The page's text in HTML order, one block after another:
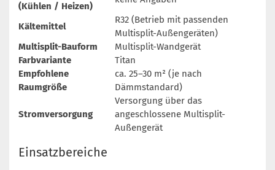
(Kühlen / Heizen)
Kältemittel
R32 (Betrieb mit passenden
Multisplit-Außengeräten)
Multisplit-Bauform
Multisplit-Wandgerät
Farbvariante
Titan
Empfohlene
Raumgröße
ca. 25–30 m² (je nach
Dämmstandard)
Stromversorgung
Versorgung über das
angeschlossene Multisplit-
Außengerät
Einsatzbereiche